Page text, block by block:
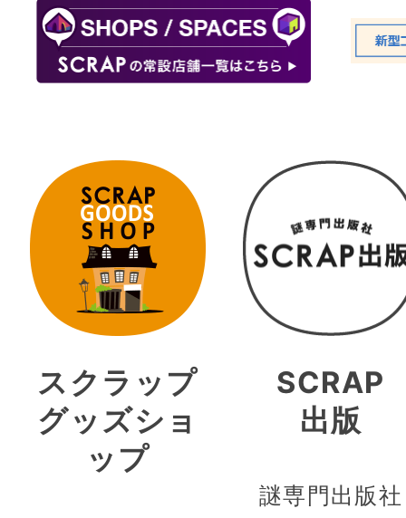
スクラップ
グッズショ
ップ
SCRAP
出版
謎専門出版社